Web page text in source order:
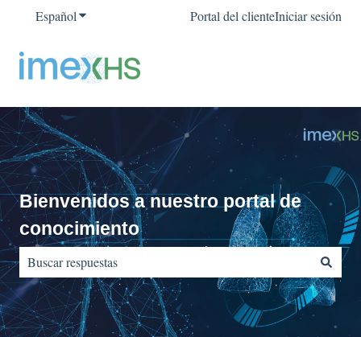
EspañolTraducciones de Mostrar submenú de
Portal del clienteIniciar sesión
Bienvenidos a nuestro portal de
conocimiento
No hay sugerencias porque el campo de búsqueda está vacío.